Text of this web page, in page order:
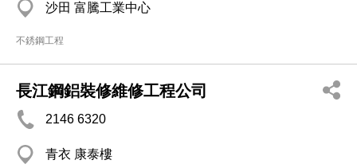
沙田 富騰工業中心
不銹鋼工程
長江鋼鋁裝修維修工程公司
2146 6320
青衣 康泰樓